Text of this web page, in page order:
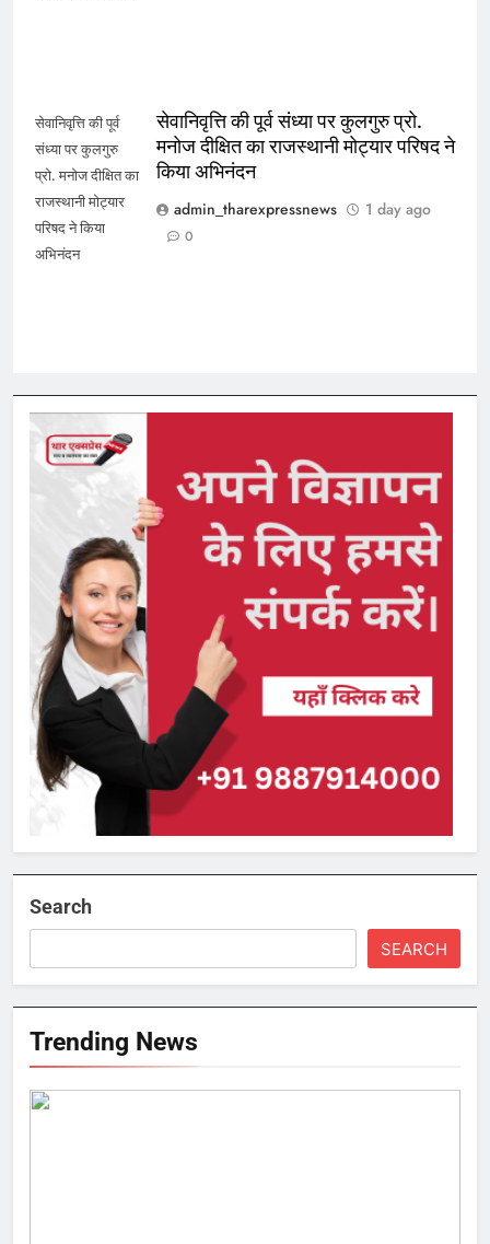
सेवानिवृत्ति की पूर्व
संध्या पर कुलगुरु
प्रो. मनोज दीक्षित का
राजस्थानी मोट्यार
परिषद ने किया
अभिनंदन
सेवानिवृत्ति की पूर्व संध्या पर कुलगुरु प्रो.
मनोज दीक्षित का राजस्थानी मोट्यार परिषद ने
किया अभिनंदन
admin_tharexpressnews
1 day ago
0
Search
SEARCH
Trending News